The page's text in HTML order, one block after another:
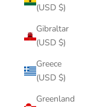
(USD $)
Gibraltar
(USD $)
Greece
(USD $)
Greenland